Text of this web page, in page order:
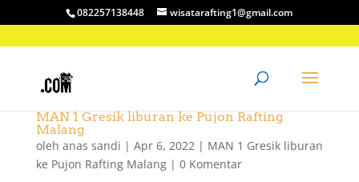
082257138448 wisatarafting1@gmail.com
MAN 1 Gresik liburan ke Pujon Rafting
Malang
oleh anas sandi | Apr 6, 2022| MAN 1 Gresik liburan
ke Pujon Rafting Malang| 0 Komentar